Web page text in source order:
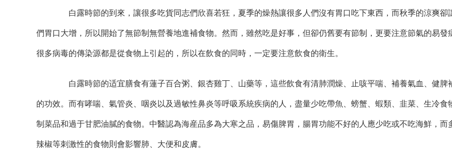
白露時節的到來，讓很多吃貨同志們欣喜若狂，夏季的燥熱讓很多人們沒有胃口吃下東西，而秋季的涼爽卻
們胃口大增，所以開始了無節制無營養地進補食物。然而，雖然吃是好事，但卻仍舊要有節制，更要注意節氣的易發
很多病毒的傳染源都是從食物上引起的，所以在飲食的同時，一定要注意飲食的衛生。
白露時節的适宜膳食有蓮子百合粥、銀杏雞丁、山藥等，這些飲食有清肺潤燥、止咳平喘、補養氣血、健脾
的功效。而有哮喘、氣管炎、咽炎以及過敏性鼻炎等呼吸系統疾病的人，盡量少吃帶魚、螃蟹、蝦類、韭菜、生冷食
制菜品和過于甘肥油膩的食物。中醫認為海産品多為大寒之品，易傷脾胃，腸胃功能不好的人應少吃或不吃海鮮，而
辣椒等刺激性的食物則會影響肺、大便和皮膚。